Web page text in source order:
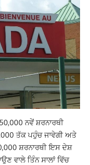
ਨਵੇਂ ਸ਼ਰਨਾਰਥੀ
ਤੱਕ ਪਹੁੰਚ ਜਾਵੇਗੀ ਅਤੇ
ਸ਼ਰਨਾਰਥੀ ਇਸ ਦੇਸ਼
ਵਾਲੇ ਤਿੰਨ ਸਾਲਾਂ ਵਿੱਚ